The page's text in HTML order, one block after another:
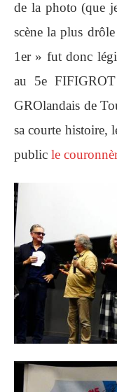
de la photo (que
scène la plus
1er » fut donc
au 5e
GROlandais de
sa courte histoire,
public le